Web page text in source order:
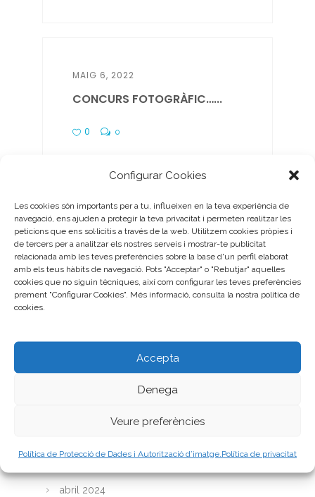
Configurar Cookies
Les cookies són importants per a tu, influeixen en la teva experiència de
navegació, ens ajuden a protegir la teva privacitat i permeten realitzar les
peticions que ens sol·licitis a través de la web. Utilitzem cookies pròpies i
de tercers per a analitzar els nostres serveis i mostrar-te publicitat
relacionada amb les teves preferències sobre la base d'un perfil elaborat
amb els teus hàbits de navegació. Pots "Acceptar" o "Rebutjar" aquelles
cookies que no siguin tècniques, així com configurar les teves preferències
prement "Configurar Cookies". Més informació, consulta la nostra política de
cookies.
Accepta
Denega
Veure preferències
Política de Protecció de Dades i Autorització d’imatge. Política de privacitat
MAIG 6, 2022
CONCURS FOTOGRÀFIC…...
0 0
ABRIL 26, 2022
EL DEFC ALS MITJANS,
TAMBÉ...
0 0
abril 2024